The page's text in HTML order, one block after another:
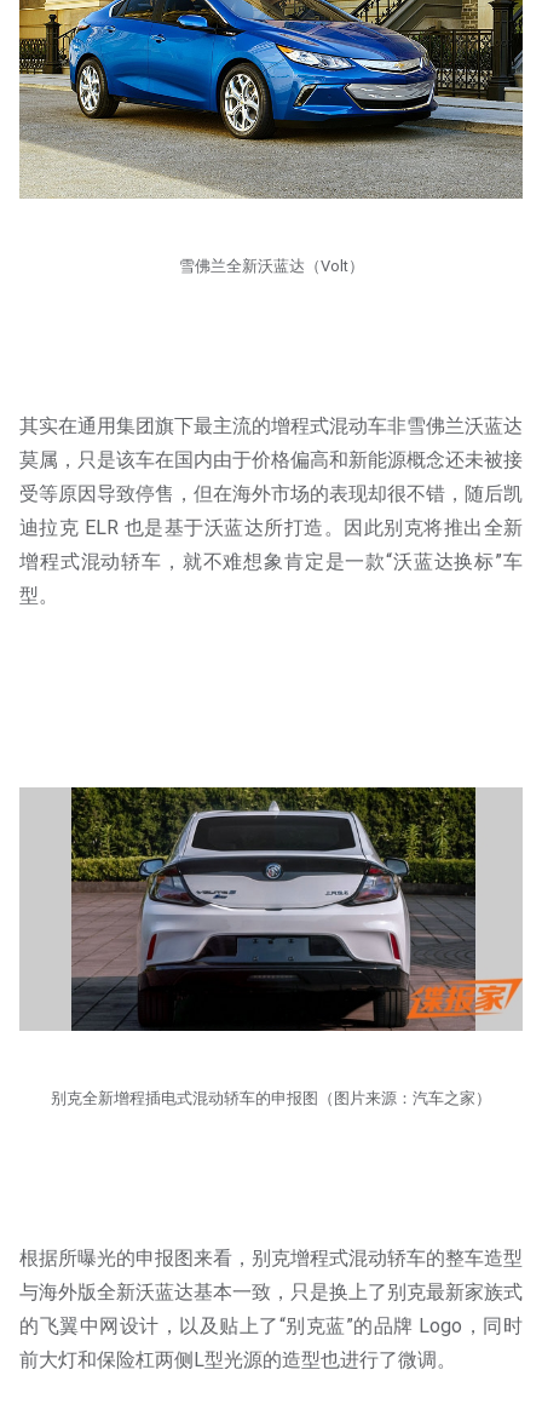
雪佛兰全新沃蓝达（Volt）
其实在通用集团旗下最主流的增程式混动车非雪佛兰沃蓝达
莫属，只是该车在国内由于价格偏高和新能源概念还未被接
受等原因导致停售，但在海外市场的表现却很不错，随后凯
迪拉克 ELR 也是基于沃蓝达所打造。因此别克将推出全新
增程式混动轿车，就不难想象肯定是一款“沃蓝达换标”车
型。
别克全新增程插电式混动轿车的申报图（图片来源：汽车之家）
根据所曝光的申报图来看，别克增程式混动轿车的整车造型
与海外版全新沃蓝达基本一致，只是换上了别克最新家族式
的飞翼中网设计，以及贴上了“别克蓝”的品牌 Logo，同时
前大灯和保险杠两侧L型光源的造型也进行了微调。